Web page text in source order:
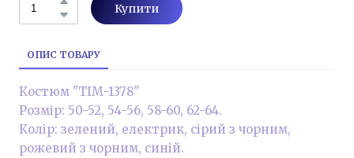
Купити
ОПИС ТОВАРУ
Костюм "ТІМ-1378"
Розмір: 50-52, 54-56, 58-60, 62-64.
Колір: зелений, електрик, сірий з чорним,
рожевий з чорним, синій.